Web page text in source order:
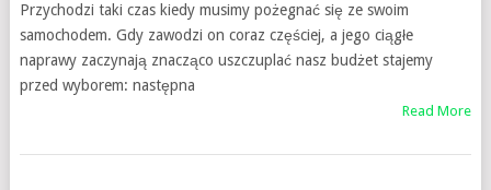
Przychodzi taki czas kiedy musimy pożegnać się ze swoim
samochodem. Gdy zawodzi on coraz częściej, a jego ciągłe
naprawy zaczynają znacząco uszczuplać nasz budżet stajemy
przed wyborem: następna
Read More